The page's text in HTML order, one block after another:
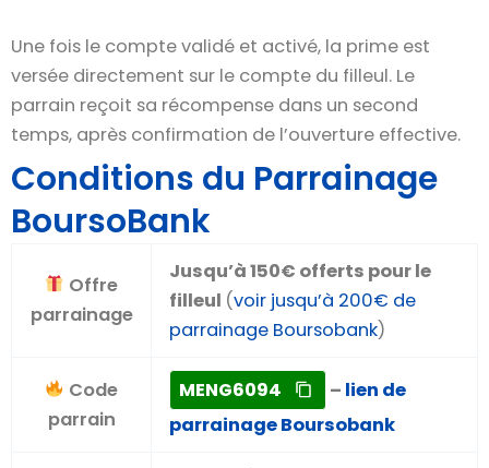
Une fois le compte validé et activé, la prime est
versée directement sur le compte du filleul. Le
parrain reçoit sa récompense dans un second
temps, après confirmation de l’ouverture effective.
Conditions du Parrainage
BoursoBank
Offre
parrainage
Jusqu’à 150€ offerts pour le
filleul (voir jusqu’à 200€ de
parrainage Boursobank)
Code
parrain
MENG6094 – lien de
parrainage Boursobank